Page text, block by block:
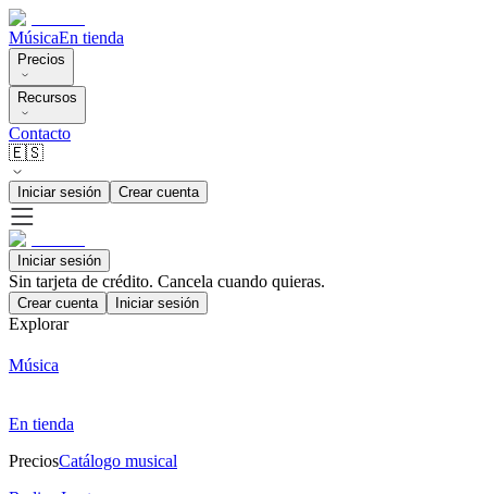
MúsicaEn tienda
Precios
Recursos
Contacto
🇪🇸
Iniciar sesión Crear cuenta
Iniciar sesión
Sin tarjeta de crédito. Cancela cuando quieras.
Crear cuenta Iniciar sesión
Explorar
Música
En tienda
PreciosCatálogo musical